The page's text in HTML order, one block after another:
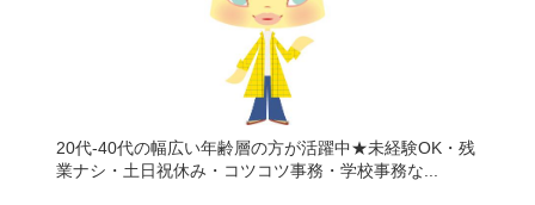
20代-40代の幅広い年齢層の方が活躍中★未経験OK・残
業ナシ・土日祝休み・コツコツ事務・学校事務な...